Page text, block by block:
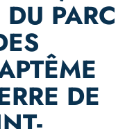
PARC
DE